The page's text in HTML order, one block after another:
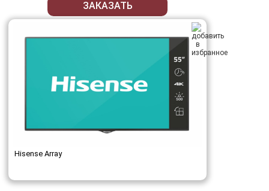
ЗАКАЗАТЬ
Hisense Array